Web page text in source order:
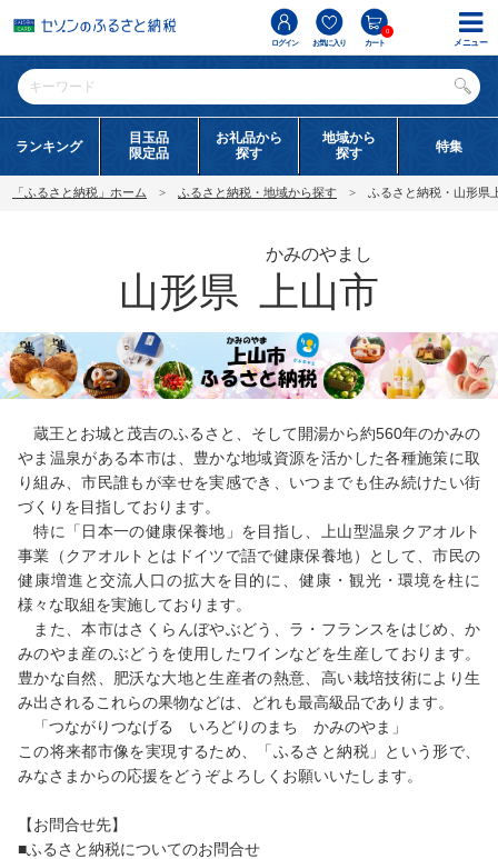
ログイン お気に入り カート
0
ランキング
目玉品
限定品
お礼品から
探す
地域から
探す
特集
「ふるさと納税」ホーム ふるさと納税・地域から探す ふるさと納税・山形県
山形県 上山市
かみのやまし
蔵王とお城と茂吉のふるさと、そして開湯から約560年のかみの
やま温泉がある本市は、豊かな地域資源を活かした各種施策に取
り組み、市民誰もが幸せを実感でき、いつまでも住み続けたい街
づくりを目指しております。
特に「日本一の健康保養地」を目指し、上山型温泉クアオルト
事業（クアオルトとはドイツで語で健康保養地）として、市民の
健康増進と交流人口の拡大を目的に、健康・観光・環境を柱に
様々な取組を実施しております。
また、本市はさくらんぼやぶどう、ラ・フランスをはじめ、か
みのやま産のぶどうを使用したワインなどを生産しております。
豊かな自然、肥沃な大地と生産者の熱意、高い栽培技術により生
み出されるこれらの果物などは、どれも最高級品であります。
「つながりつなげる いろどりのまち かみのやま」
この将来都市像を実現するため、「ふるさと納税」という形で、
みなさまからの応援をどうぞよろしくお願いいたします。
【お問合せ先】
■ふるさと納税についてのお問合せ
メニュー